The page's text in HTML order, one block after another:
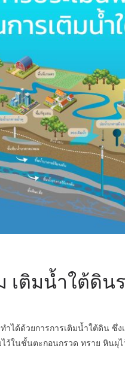
เติมน้ำใต้ดิน
ได้ด้วยการการเติมน้ำใต้ดิน ซึ่ง
ว้ในชั้นตะกอนกรวด ทราย หินผุ